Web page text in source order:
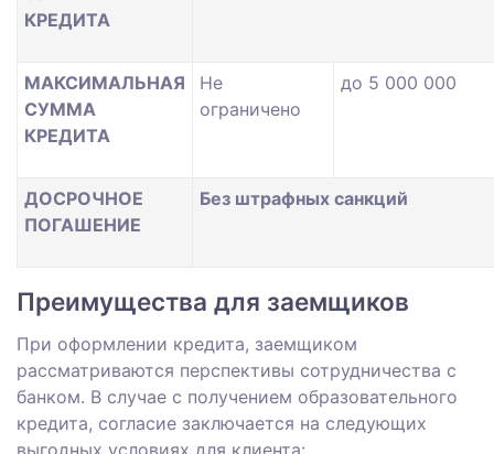
КРЕДИТА
МАКСИМАЛЬНАЯ
СУММА
КРЕДИТА
Не
ограничено
до 5 000 000
ДОСРОЧНОЕ
ПОГАШЕНИЕ
Без штрафных санкций
Преимущества для заемщиков
При оформлении кредита, заемщиком
рассматриваются перспективы сотрудничества с
банком. В случае с получением образовательного
кредита, согласие заключается на следующих
выгодных условиях для клиента: